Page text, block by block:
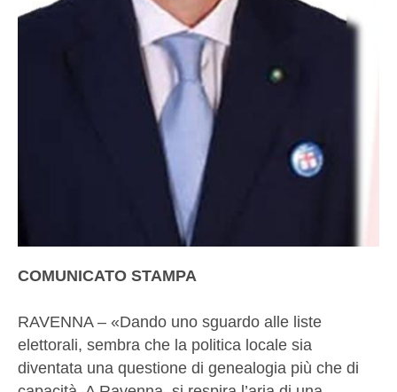
COMUNICATO STAMPA
RAVENNA – «Dando uno sguardo alle liste
elettorali, sembra che la politica locale sia
diventata una questione di genealogia più che di